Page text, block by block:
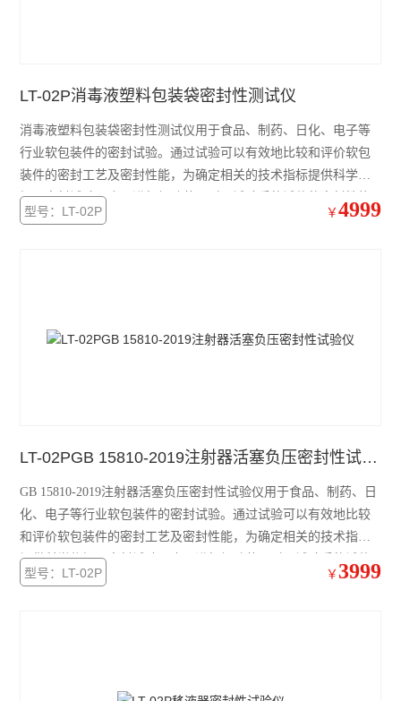
LT-02P消毒液塑料包装袋密封性测试仪
消毒液塑料包装袋密封性测试仪用于食品、制药、日化、电子等
行业软包装件的密封试验。通过试验可以有效地比较和评价软包
装件的密封工艺及密封性能，为确定相关的技术指标提供科学依
据。密封试验仪也可进行经跌落、耐压试验后的试件的密封性能
测试。
型号：LT-02P ￥ 4999
LT-02PGB 15810-2019注射器活塞负压密封性试验仪
GB 15810-2019注射器活塞负压密封性试验仪用于食品、制药、日
化、电子等行业软包装件的密封试验。通过试验可以有效地比较
和评价软包装件的密封工艺及密封性能，为确定相关的技术指标
提供科学依据。密封试验仪也可进行经跌落、耐压试验后的试件
的密封性能测试。
型号：LT-02P ￥ 3999